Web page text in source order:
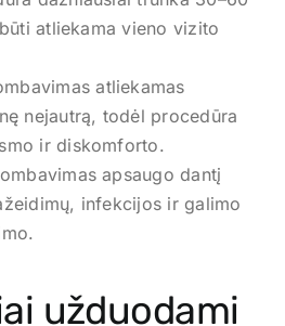
atliekama vieno vizito
atliekamas
nejautrą, todėl procedūra
ir diskomforto.
apsaugo dantį
infekcijos ir galimo
užduodami